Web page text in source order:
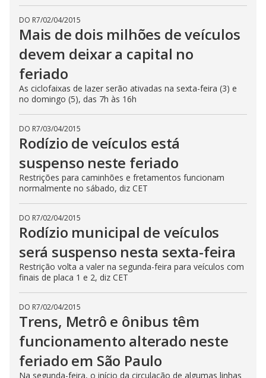
DO R7/02/04/2015
Mais de dois milhões de veículos
devem deixar a capital no
feriado
As ciclofaixas de lazer serão ativadas na sexta-feira (3) e
no domingo (5), das 7h às 16h
DO R7/03/04/2015
Rodízio de veículos está
suspenso neste feriado
Restrições para caminhões e fretamentos funcionam
normalmente no sábado, diz CET
DO R7/02/04/2015
Rodízio municipal de veículos
será suspenso nesta sexta-feira
Restrição volta a valer na segunda-feira para veículos com
finais de placa 1 e 2, diz CET
DO R7/02/04/2015
Trens, Metrô e ônibus têm
funcionamento alterado neste
feriado em São Paulo
Na segunda-feira, o início da circulação de algumas linhas